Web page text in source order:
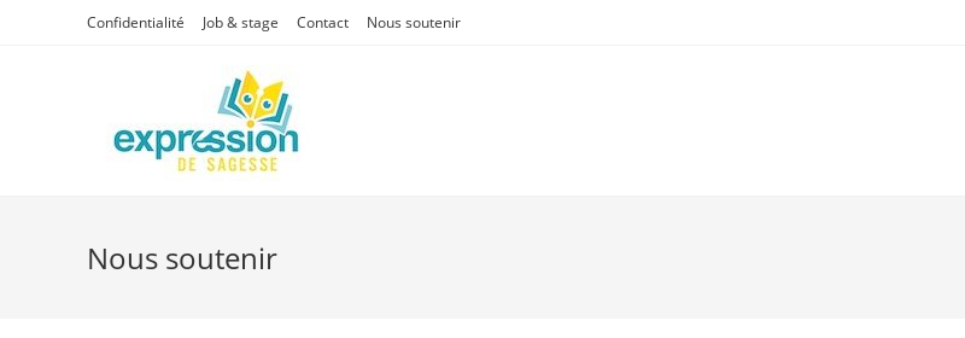
Confidentialité Job & stage Contact Nous soutenir
Nous soutenir